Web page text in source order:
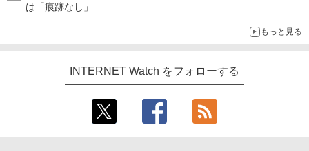
は「痕跡なし」
もっと見る
INTERNET Watch をフォローする